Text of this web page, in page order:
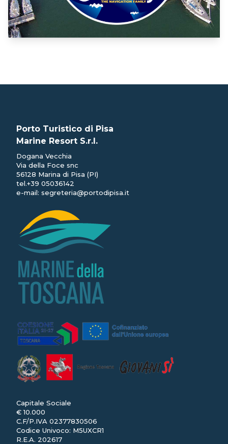
Porto Turistico di Pisa
Marine Resort S.r.l.
Dogana Vecchia
Via della Foce snc
56128 Marina di Pisa (PI)
tel.+39 05036142
e-mail: segreteria@portodipisa.it
Capitale Sociale
€ 10.000
C.F/P.IVA 02377830506
Codice Univoco: M5UXCR1
R.E.A. 202617